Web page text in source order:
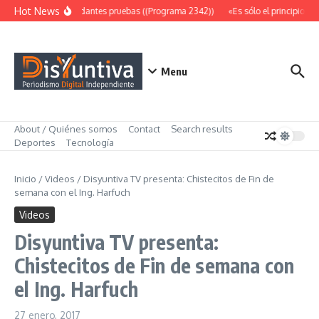
Saltar al contenido
Hot NewsAbundantes pruebas ((Programa 2342)) «Es sólo el principio»
Menu
About / Quiénes somos Contact
Search results
Deportes
Tecnología
Inicio /Videos / Disyuntiva TV presenta: Chistecitos de Fin de
semana con el Ing. Harfuch
Videos
Disyuntiva TV presenta:
Chistecitos de Fin de semana con
el Ing. Harfuch
27 enero, 2017